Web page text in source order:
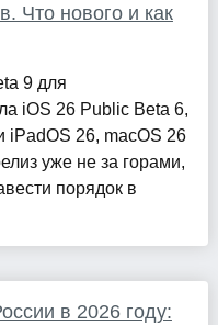
Что нового и как
9 для
iOS 26 Public Beta 6,
iPadOS 26, macOS 26
уже не за горами,
порядок в
в 2026 году: